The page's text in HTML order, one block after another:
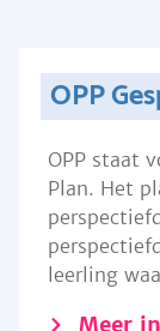
OPP
OPP staat
Plan. Het
leerling
Meer